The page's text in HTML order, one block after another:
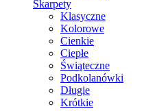
Skarpety
Klasyczne
Kolorowe
Cienkie
Ciepłe
Świąteczne
Podkolanówki
Długie
Krótkie